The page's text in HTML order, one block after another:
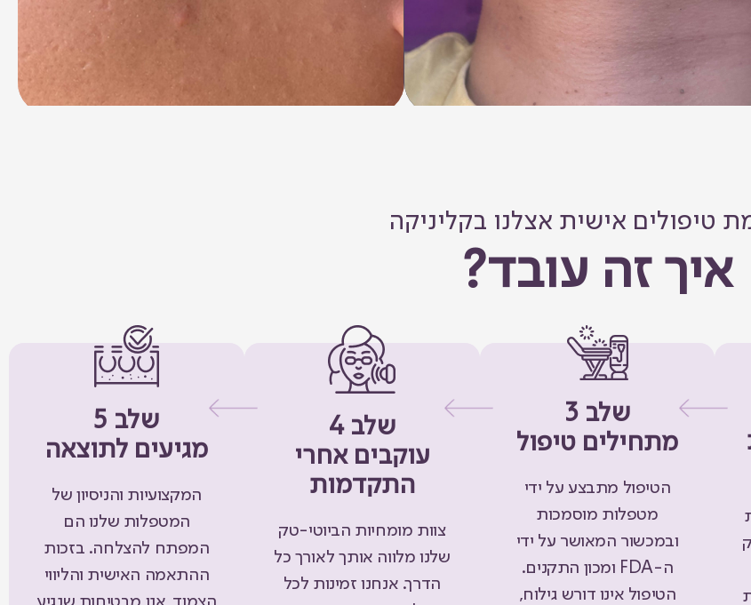
טיפולים אישית אצלנו בקליניקה
איך זה עובד?
שלב 3
מתחילים טיפול
הטיפול מתבצע על ידי
מטפלות מוסמכות
ובמכשור המאושר על ידי
ה-FDA ומכון התקנים.
הטיפול אינו דורש גילוח,
שלב 4
עוקבים אחרי
התקדמות
צוות מומחיות הביוטי-טק
שלנו מלווה אותך לאורך כל
הדרך. אנחנו זמינות לכל
שלב 5
מגיעים לתוצאה
המקצועיות והניסיון של
המטפלות שלנו הם
המפתח להצלחה. בזכות
ההתאמה האישית והליווי